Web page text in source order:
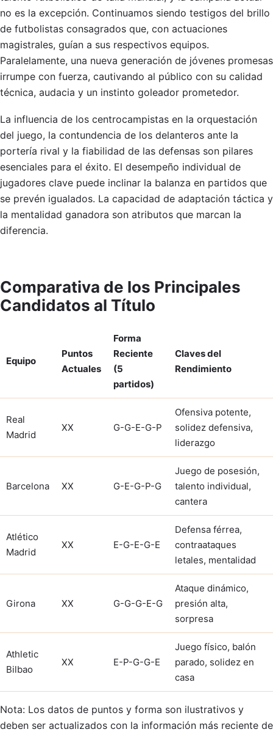
no es la excepción. Continuamos siendo testigos del brillo
de futbolistas consagrados que, con actuaciones
magistrales, guían a sus respectivos equipos.
Paralelamente, una nueva generación de jóvenes promesas
irrumpe con fuerza, cautivando al público con su calidad
técnica, audacia y un instinto goleador prometedor.
La influencia de los centrocampistas en la orquestación
del juego, la contundencia de los delanteros ante la
portería rival y la fiabilidad de las defensas son pilares
esenciales para el éxito. El desempeño individual de
jugadores clave puede inclinar la balanza en partidos que
se prevén igualados. La capacidad de adaptación táctica y
la mentalidad ganadora son atributos que marcan la
diferencia.
Comparativa de los Principales
Candidatos al Título
Equipo
Puntos
Actuales
Forma
Reciente
(5
partidos)
Claves del
Rendimiento
Real
Madrid
XX G-G-E-G-P
Ofensiva potente,
solidez defensiva,
liderazgo
Barcelona XX G-E-G-P-G
Juego de posesión,
talento individual,
cantera
Atlético
Madrid
XX E-G-E-G-E
Defensa férrea,
contraataques
letales, mentalidad
Girona XX G-G-G-E-G
Ataque dinámico,
presión alta,
sorpresa
Athletic
Bilbao
XX E-P-G-G-E
Juego físico, balón
parado, solidez en
casa
Nota: Los datos de puntos y forma son ilustrativos y
deben ser actualizados con la información más reciente de